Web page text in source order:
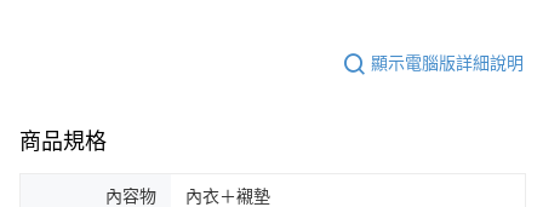
顯示電腦版詳細說明
商品規格
內容物 內衣＋襯墊